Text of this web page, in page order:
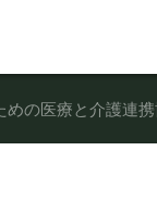
めの医療と介護連